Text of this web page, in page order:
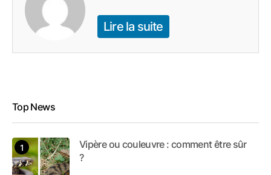
Lire la suite
Top News
Vipère ou couleuvre : comment être sûr
?